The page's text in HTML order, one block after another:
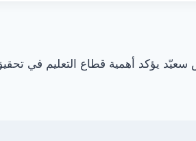
يؤكد أهمية قطاع التعليم في